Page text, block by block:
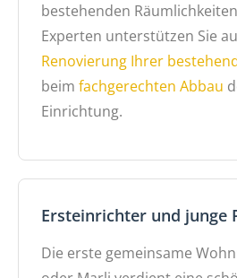
bestehenden
Experten unterstützen Sie
Renovierung Ihrer
beim fachgerechten Abbau
Einrichtung.
Ersteinrichter und junge
Die erste gemeinsame